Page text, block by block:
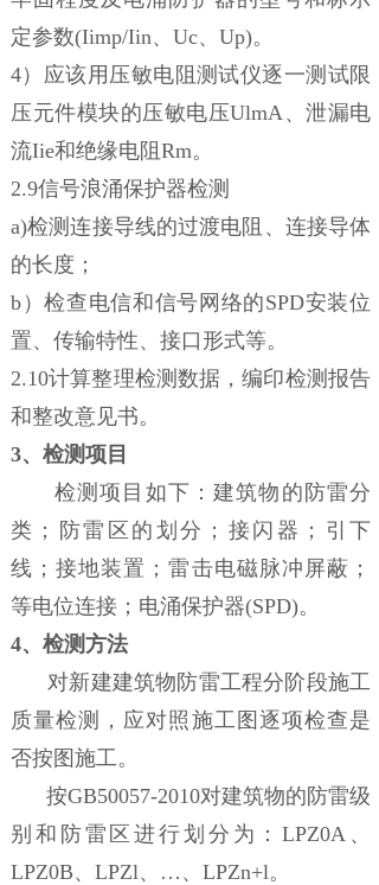
定参数(Iimp/Iin、Uc、Up)。
4）应该用压敏电阻测试仪逐一测试限
压元件模块的压敏电压UlmA、泄漏电
流Iie和绝缘电阻Rm。
2.9信号浪涌保护器检测
a)检测连接导线的过渡电阻、连接导体
的长度；
b）检查电信和信号网络的SPD安装位
置、传输特性、接口形式等。
2.10计算整理检测数据，编印检测报告
和整改意见书。
3、 检测项目
检测项目如下：建筑物的防雷分
类；防雷区的划分；接闪器；引下
线；接地装置；雷击电磁脉冲屏蔽；
等电位连接；电涌保护器(SPD)。
4、 检测方法
对新建建筑物防雷工程分阶段施工
质量检测，应对照施工图逐项检查是
否按图施工。
按GB50057-2010对建筑物的防雷级
别和防雷区进行划分为：LPZ0A、
LPZ0B、LPZl、…、LPZn+l。